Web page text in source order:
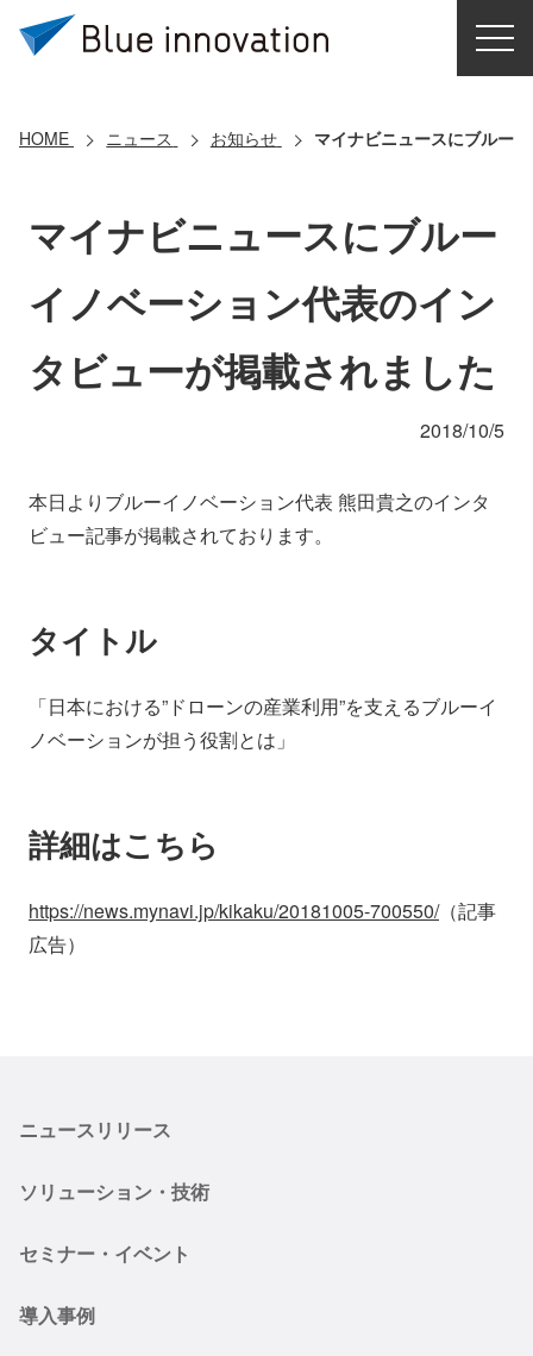
導入事例
コアテクノロジー
クラウドモビリティ研究所
採用情報
IR情報 English
HOME ニュース お知らせ マイナビニュースにブルー
マイナビニュースにブルー
イノベーション代表のイン
タビューが掲載されました
2018/10/5
本日よりブルーイノベーション代表 熊田貴之のインタ
ビュー記事が掲載されております。
タイトル
「日本における”ドローンの産業利用”を支えるブルーイ
ノベーションが担う役割とは」
詳細はこちら
https://news.mynavi.jp/kikaku/20181005-700550/（記事
広告）
ニュースリリース
ソリューション・技術
セミナー・イベント
導入事例